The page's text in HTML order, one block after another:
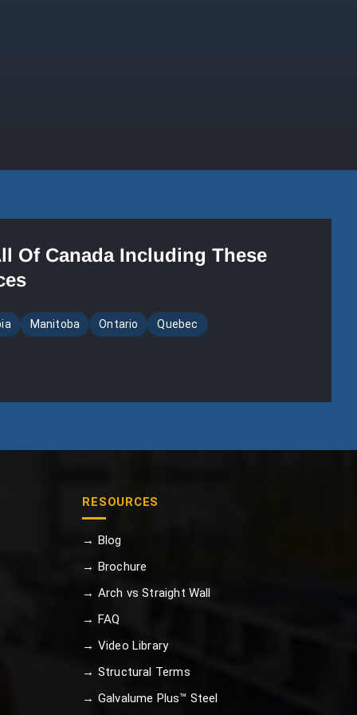
Of Canada Including These
Manitoba Ontario Quebec
RESOURCES
→ Blog
→ Brochure
→ Arch vs Straight Wall
→ FAQ
→ Video Library
→ Structural Terms
→ Galvalume Plus™ Steel